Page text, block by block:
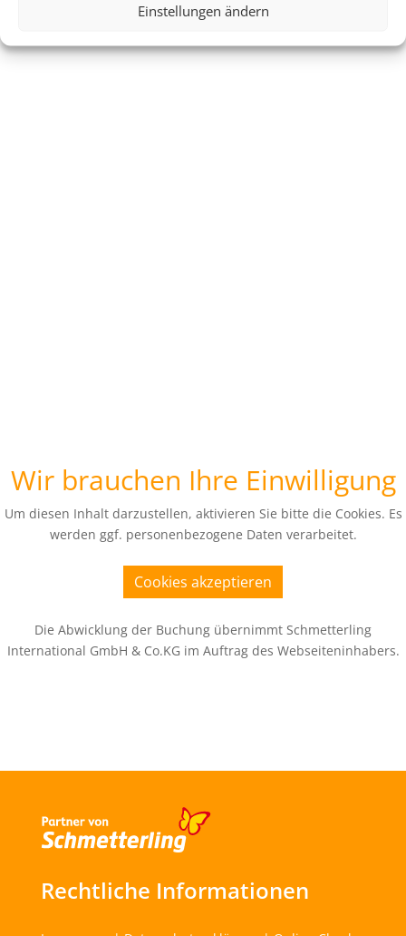
Einstellungen ändern
Wir brauchen Ihre Einwilligung
Um diesen Inhalt darzustellen, aktivieren Sie bitte die Cookies. Es
werden ggf. personenbezogene Daten verarbeitet.
Cookies akzeptieren
Die Abwicklung der Buchung übernimmt Schmetterling
International GmbH & Co.KG im Auftrag des Webseiteninhabers.
Rechtliche Informationen